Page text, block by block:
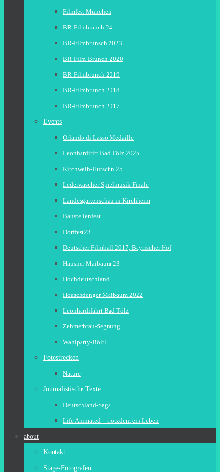
Filmfest München
BR-Filmbranch 24
BR-Filmbrunsch 2023
BR-Film-Brunch-2020
BR-Filmbrunch 2019
BR-Filmbrunch 2018
BR-Filmbrunch 2017
Events
Orlando di Lasso Medaille
Leonhardiritt Bad Tölz 2025
Kirchweih-Hutschn 25
Lederwascher Spielmusik Finale
Landesgartenschau in Kirchheim
Baustellenfest
Dorffest23
Deutscher Filmball 2017, Bayrischer Hof
Hausner Maibaum 23
Hochdeutschland
Hoaschdenger Maibaum 2022
Leonhardifahrt Bad Tölz
Zehmerbräu-Segnung
Wahlparty-Böltl
Fotostrecken
Nature
Journalistische Texte
Deutschland-Saga
Life Animated – trotzdem ein Leben
about
Kontakt
Stage-Fotografen